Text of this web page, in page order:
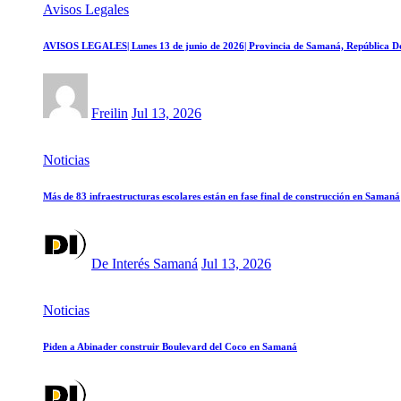
Avisos Legales
AVISOS LEGALES| Lunes 13 de junio de 2026| Provincia de Samaná, República
Freilin Jul 13, 2026
Noticias
Más de 83 infraestructuras escolares están en fase final de construcción en Samaná
De Interés Samaná Jul 13, 2026
Noticias
Piden a Abinader construir Boulevard del Coco en Samaná